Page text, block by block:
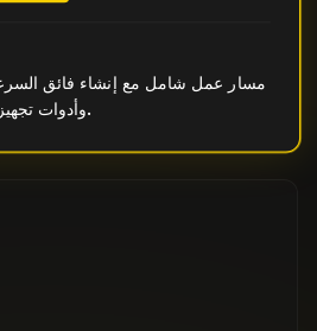
مسار عمل شامل مع إنشاء فائق
وأدوات تجهيز/رسوم متحركة متكاملة.